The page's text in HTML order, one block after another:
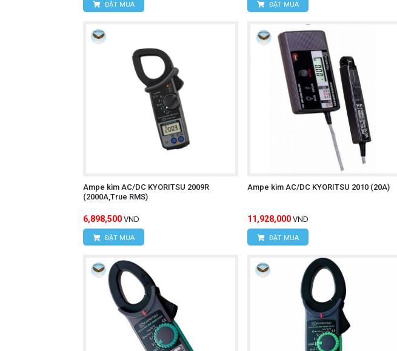
ĐẶT MUA ĐẶT MUA
Ampe kìm AC/DC KYORITSU 2009R
(2000A,True RMS)
6,898,500 VND
ĐẶT MUA
Ampe kìm AC/DC KYORITSU 2010 (20A)
11,928,000 VND
ĐẶT MUA